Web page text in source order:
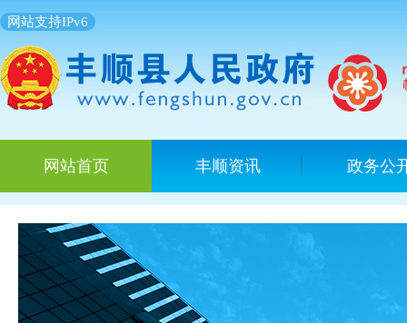
网站支持IPv6
网站首页 丰顺资讯 政务公